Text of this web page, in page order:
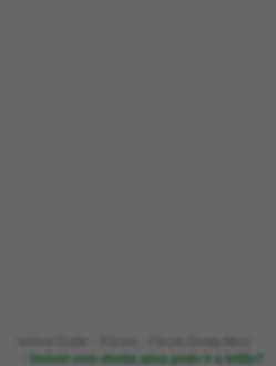
Imóvel com divida ativa pode ir a leilão?